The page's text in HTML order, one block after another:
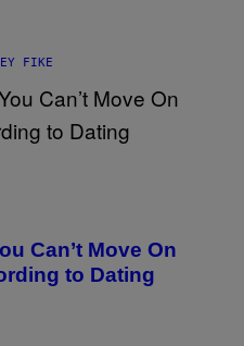
FIKE
Can’t Move On
to Dating